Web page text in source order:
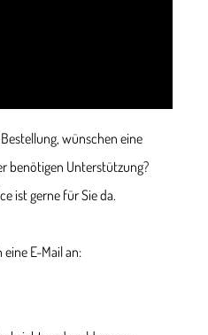
wünschen eine
benötigen Unterstützung?
ist gerne für Sie da.
E-Mail an: